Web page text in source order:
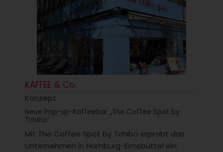
KAFFEE & Co.
Konzept
Neue Pop-up-Kaffeebar „The Coffee Spot by
Tchibo“
Mit The Coffee Spot by Tchibo erprobt das
Unternehmen in Hamburg-Eimsbüttel ein